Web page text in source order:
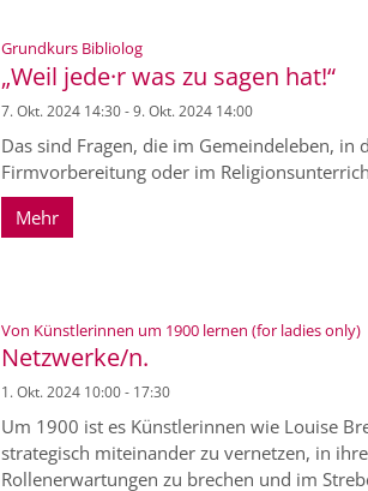
Grundkurs Bibliolog:
„Weil jede·r was zu sagen hat!“
7. Okt. 2024 14:30 - 9. Okt. 2024 14:00
Das sind Fragen, die im Gemeindeleben,
Firmvorbereitung oder im
Mehr
Von Künstlerinnen um 1900 lernen (for ladies only):
Netzwerke/n.
1. Okt. 2024 10:00 - 17:30
Um 1900 ist es Künstlerinnen wie Louise
strategisch miteinander zu vernetzen, in
Rollenerwartungen zu brechen und im